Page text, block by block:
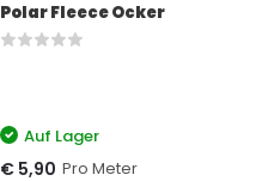
Polar Fleece Ocker
Auf Lager
€ 5,90 Pro Meter